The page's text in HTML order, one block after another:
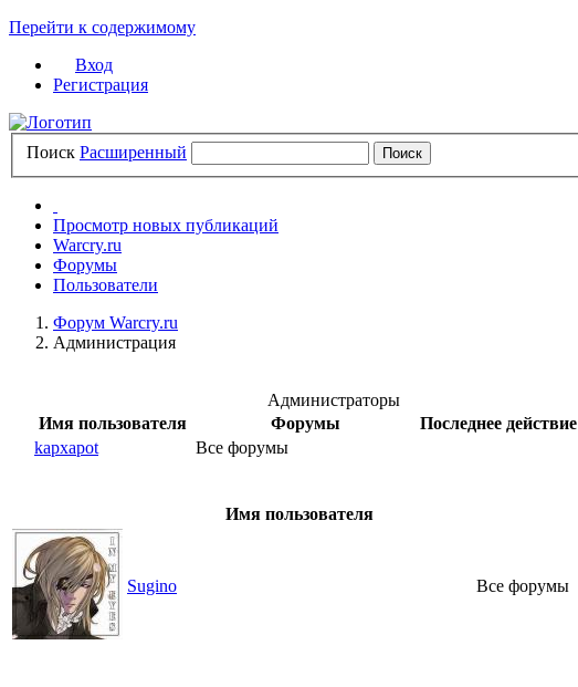
Перейти к содержимому
Вход
Регистрация
Поиск Расширенный
Просмотр новых публикаций
Warcry.ru
Форумы
Пользователи
Форум Warcry.ru
Администрация
Администраторы
Имя пользователя
Форумы
Последнее действие
kapxapot
Все форумы
Имя пользователя
Sugino Все форумы